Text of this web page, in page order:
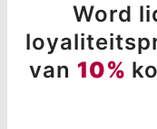
Word
van 10%